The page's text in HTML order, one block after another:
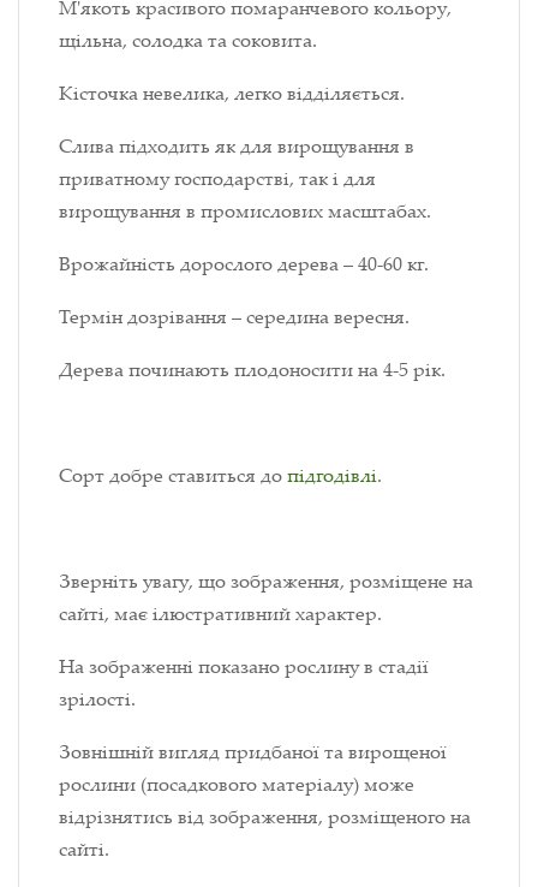
М'якоть красивого помаранчевого кольору,
щільна, солодка та соковита.
Кісточка невелика, легко відділяється.
Слива підходить як для вирощування в
приватному господарстві, так і для
вирощування в промислових масштабах.
Врожайність дорослого дерева – 40-60 кг.
Термін дозрівання – середина вересня.
Дерева починають плодоносити на 4-5 рік.
Сорт добре ставиться допідгодівлі.
Зверніть увагу, що зображення, розміщене на
сайті, має ілюстративний характер.
На зображенні показано рослину в стадії
зрілості.
Зовнішній вигляд придбаної та вирощеної
рослини (посадкового матеріалу) може
відрізнятись від зображення, розміщеного на
сайті.